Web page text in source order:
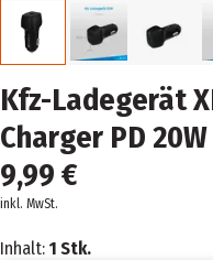
Kfz-Ladegerät
Charger PD
9,99 €
inkl. MwSt.
Inhalt: 1 Stk.